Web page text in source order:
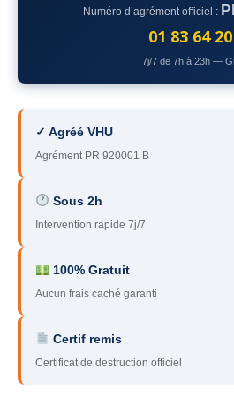
– Yvelines
– Hauts-de-Seine
93– Seine-Saint-Denis
94 – Val-de-Marne
95– Val d’Oise
91 – Essonne
– Yonne
60 – Oise
45 – Loiret
Numéro d’agrément officiel :
01 83 64
7j/7 de 7h à 23h —
✓ Agréé VHU
Agrément PR 920001 B
Sous 2h
Intervention rapide 7j/7
100% Gratuit
Aucun frais caché garanti
Certif remis
Certificat de destruction officiel